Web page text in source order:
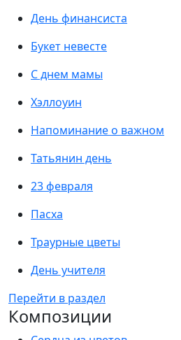
День финансиста
Букет невесте
С днем мамы
Хэллоуин
Напоминание о важном
Татьянин день
23 февраля
Пасха
Траурные цветы
День учителя
Перейти в раздел
Композиции